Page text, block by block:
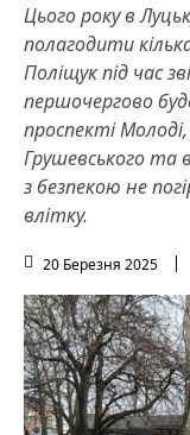
Цього року в
полагодити
Поліщук під час
першочергово
проспекті
Грушевського та
з безпекою не
влітку.
20 Березня 2025